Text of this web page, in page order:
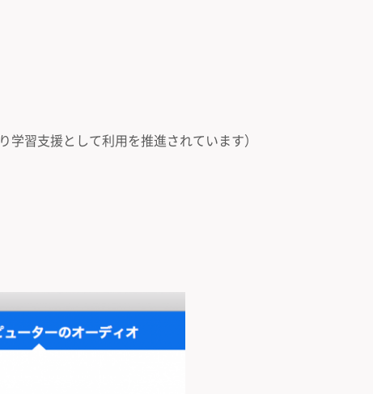
習支援として利用を推進されています）